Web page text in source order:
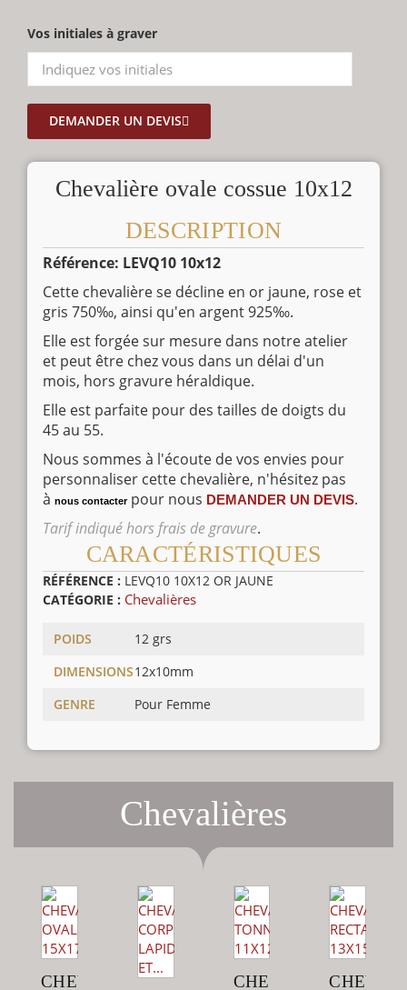
Vos initiales à graver
DEMANDER UN DEVIS
Chevalière ovale cossue 10x12
DESCRIPTION
Référence: LEVQ10 10x12
Cette chevalière se décline en or jaune, rose et
gris 750‰, ainsi qu'en argent 925‰.
Elle est forgée sur mesure dans notre atelier
et peut être chez vous dans un délai d'un
mois, hors gravure héraldique.
Elle est parfaite pour des tailles de doigts du
45 au 55.
Nous sommes à l'écoute de vos envies pour
personnaliser cette chevalière, n'hésitez pas
à nous contacterpour nous DEMANDER UN DEVIS.
Tarif indiqué hors frais de gravure.
CARACTÉRISTIQUES
RÉFÉRENCE : LEVQ10 10X12 OR JAUNE
CATÉGORIE : Chevalières
POIDS
12 grs
DIMENSIONS12x10mm
GENRE
Pour Femme
Chevalières
CHEVALIÈRE
CHEVALIÈRE